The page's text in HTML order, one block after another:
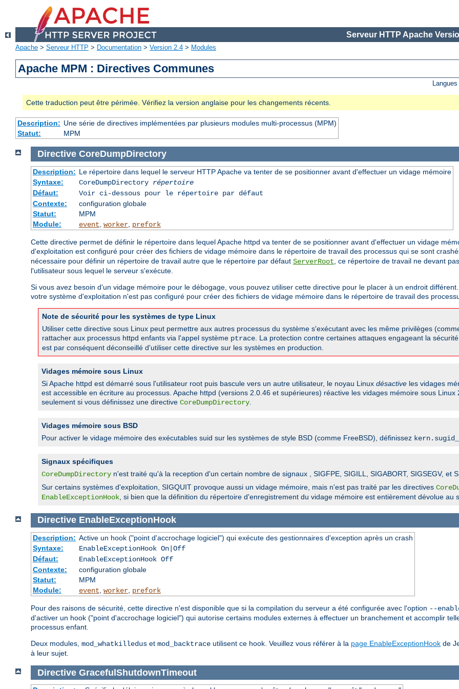
Serveur HTTP Apache
Apache > Serveur HTTP > Documentation > Version 2.4 > Modules
Apache MPM : Directives Communes
Cette traduction peut être périmée. Vérifiez la version anglaise pour les changements récents.
Description: Une série de directives implémentées par plusieurs modules multi-processus (MPM)
Statut:
MPM
Directive CoreDumpDirectory
Description: Le répertoire dans lequel le serveur HTTP Apache va tenter de se positionner avant d'effectuer un vidage mémoire
Syntaxe:
CoreDumpDirectory répertoire
Défaut:
Voir ci-dessous pour le répertoire par défaut
Contexte:
configuration globale
Statut:
MPM
Module:
event worker, prefork
Cette directive permet de définir le répertoire dans lequel Apache httpd va tenter de se positionner avant d'effectuer un vidage
d'exploitation est configuré pour créer des fichiers de vidage mémoire dans le répertoire de travail des processus qui se sont
nécessaire pour définir un répertoire de travail autre que le répertoire par défaut ServerRoot , ce répertoire de travail ne devant
l'utilisateur sous lequel le serveur s'exécute.
Si vous avez besoin d'un vidage mémoire pour le débogage, vous pouvez utiliser cette directive pour le placer à un endroit
votre système d'exploitation n'est pas configuré pour créer des fichiers de vidage mémoire dans le répertoire de travail des
Note de sécurité pour les systèmes de type Linux
Utiliser cette directive sous Linux peut permettre aux autres processus du système s'exécutant avec les même privilèges
rattacher aux processus httpd enfants via l'appel système ptrace . La protection contre certaines attaques engageant la
est par conséquent déconseillé d'utiliser cette directive sur les systèmes en production.
Vidages mémoire sous Linux
Si Apache httpd est démarré sous l'utilisateur root puis bascule vers un autre utilisateur, le noyau Linux désactive les vidages
est accessible en écriture au processus. Apache httpd (versions 2.0.46 et supérieures) réactive les vidages mémoire sous Linux
seulement si vous définissez une directive CoreDumpDirectory
Vidages mémoire sous BSD
Pour activer le vidage mémoire des exécutables suid sur les systèmes de style BSD (comme FreeBSD), définissez
Signaux spécifiques
CoreDumpDirectory n'est traité qu'à la reception d'un certain nombre de signaux , SIGFPE, SIGILL, SIGABORT, SIGSEGV, et
Sur certains systèmes d'exploitation, SIGQUIT provoque aussi un vidage mémoire, mais n'est pas traité par les directives
EnableExceptionHook , si bien que la définition du répertoire d'enregistrement du vidage mémoire est entièrement dévolue au
Directive EnableExceptionHook
Description: Active un hook ("point d'accrochage logiciel") qui exécute des gestionnaires d'exception après un crash
Syntaxe:
EnableExceptionHook On|Off
Défaut:
EnableExceptionHook Off
Contexte:
configuration globale
Statut:
MPM
Module:
event worker, prefork
Pour des raisons de sécurité, cette directive n'est disponible que si la compilation du serveur a été configurée avec l'option --
d'activer un hook ("point d'accrochage logiciel") qui autorise certains modules externes à effectuer un branchement et accomplir
processus enfant.
Deux modules, mod_whatkilledus et mod_backtrace utilisent ce hook. Veuillez vous référer à la page EnableExceptionHook de
à leur sujet.
Directive GracefulShutdownTimeout